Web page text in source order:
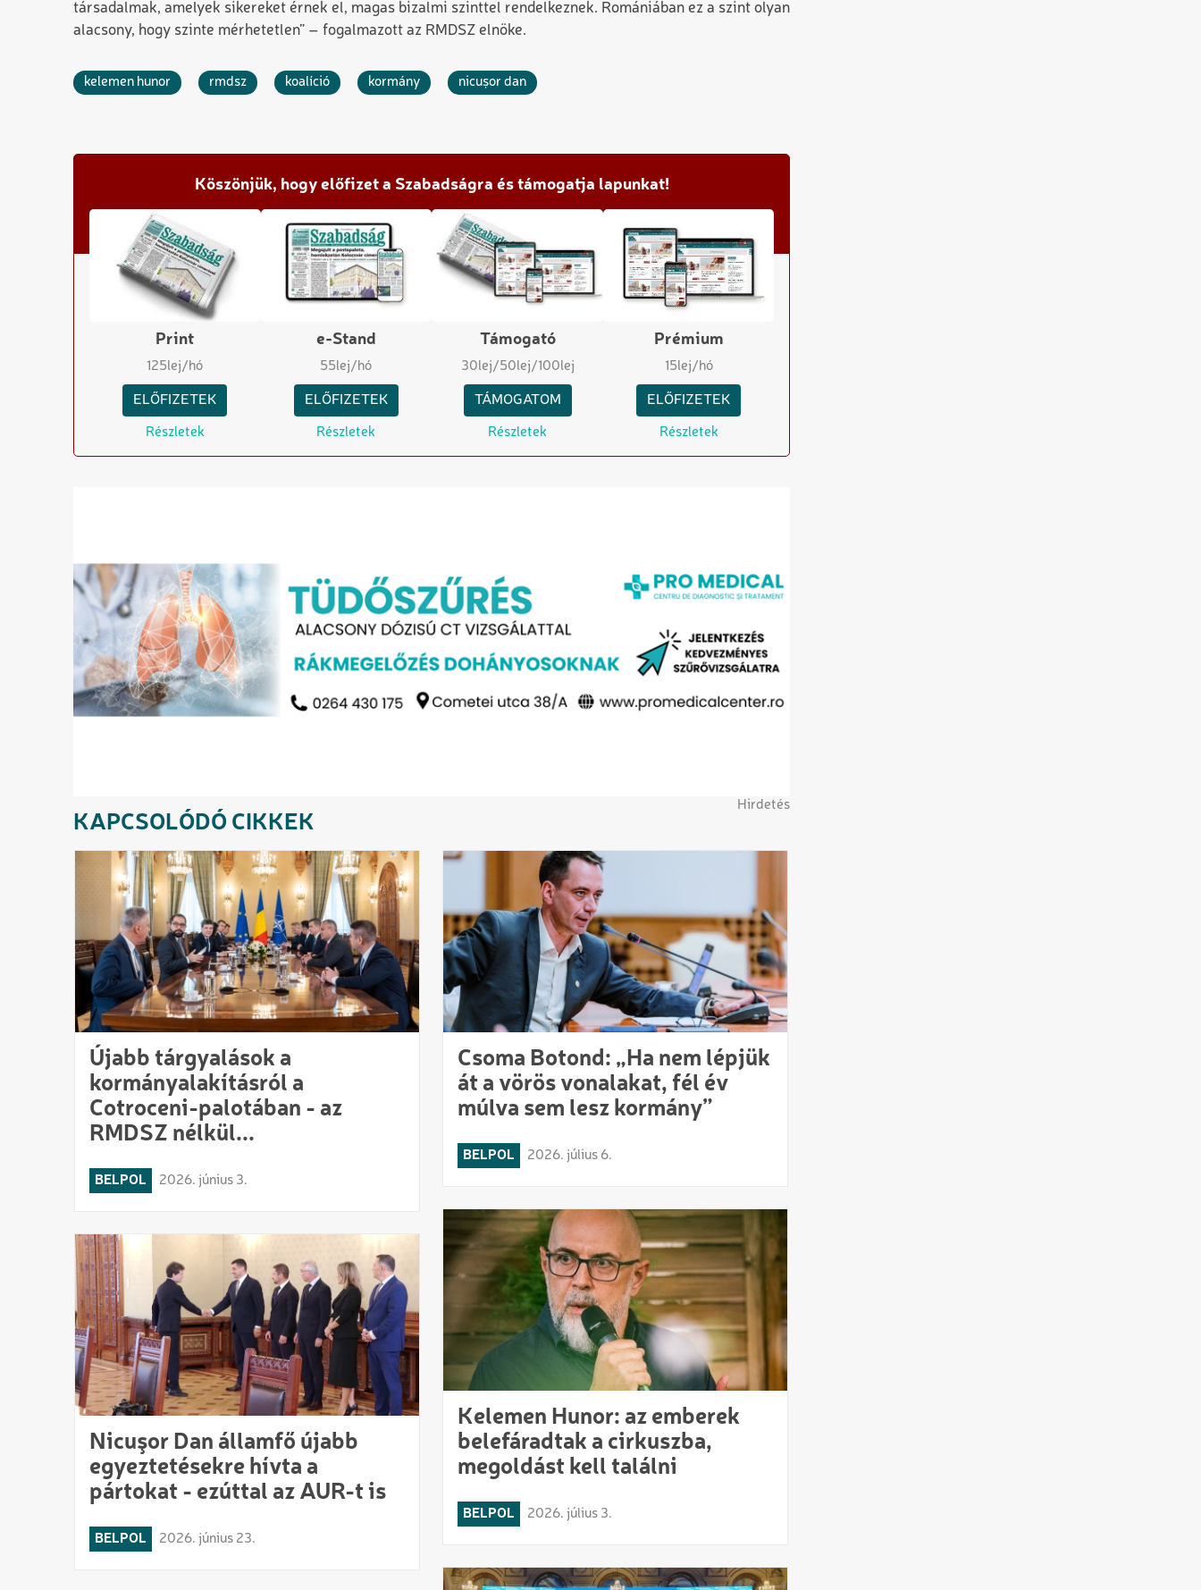
társadalmak, amelyek sikereket érnek el, magas bizalmi szinttel rendelkeznek. Romániában ez a szint olyan
alacsony, hogy szinte mérhetetlen” – fogalmazott az RMDSZ elnöke.
kelemen hunor rmdsz koalíció kormány nicușor dan
Köszönjük, hogy előfizet a Szabadságra és támogatja lapunkat!
Print
125lej/hó
ELŐFIZETEK
Részletek
e-Stand
55lej/hó
ELŐFIZETEK
Részletek
Támogató
30lej/50lej/100lej
TÁMOGATOM
Részletek
Prémium
15lej/hó
ELŐFIZETEK
Részletek
Hirdetés
KAPCSOLÓDÓ CIKKEK
Újabb tárgyalások a
kormányalakításról a
Cotroceni-palotában - az
RMDSZ nélkül...
BELPOL 2026. június 3.
Csoma Botond: „Ha nem lépjük
át a vörös vonalakat, fél év
múlva sem lesz kormány”
BELPOL 2026. július 6.
Kelemen Hunor: az emberek
belefáradtak a cirkuszba,
megoldást kell találni
BELPOL 2026. július 3.
Nicuşor Dan államfő újabb
egyeztetésekre hívta a
pártokat - ezúttal az AUR-t is
BELPOL 2026. június 23.